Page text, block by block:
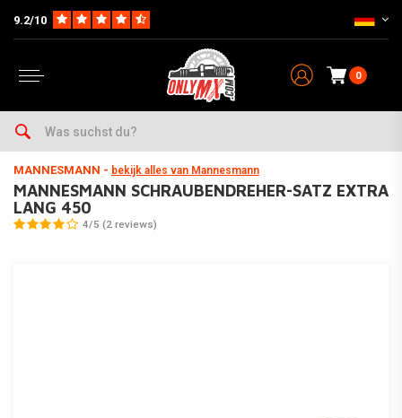
9.2/10
0
Home
MANNESMANN - bekijk alles van Mannesmann
MANNESMANN SCHRAUBENDREHER-SATZ EXTRA
LANG 450
4/5 (2 reviews)